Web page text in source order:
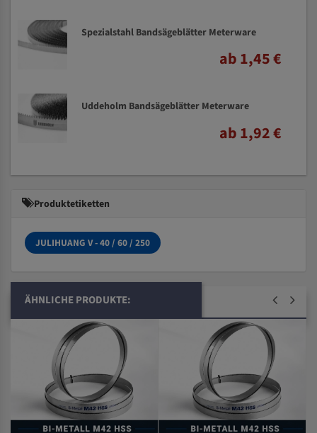
Spezialstahl Bandsägeblätter Meterware
ab 1,45 €
Uddeholm Bandsägeblätter Meterware
ab 1,92 €
Produktetiketten
JULIHUANG V - 40 / 60 / 250
ÄHNLICHE PRODUKTE: